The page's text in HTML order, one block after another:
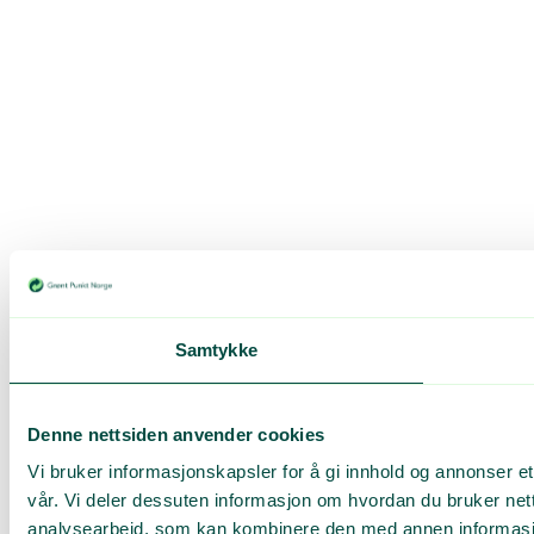
Samtykke
Denne nettsiden anvender cookies
Vi bruker informasjonskapsler for å gi innhold og annonser
vår. Vi deler dessuten informasjon om hvordan du bruker
analysearbeid, som kan kombinere den med annen